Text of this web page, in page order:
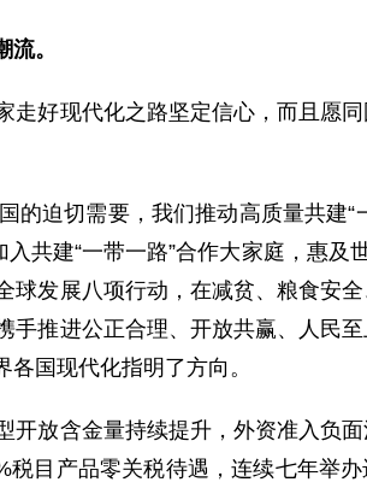
。
好现代化之路坚定信心，而且愿
迫切需要，我们推动高质量共建“
共建“一带一路”合作大家庭，惠及
发展八项行动，在减贫、粮食安
推进公正合理、开放共赢、人民
国现代化指明了方向。
放含金量持续提升，外资准入负
目产品零关税待遇，连续七年举